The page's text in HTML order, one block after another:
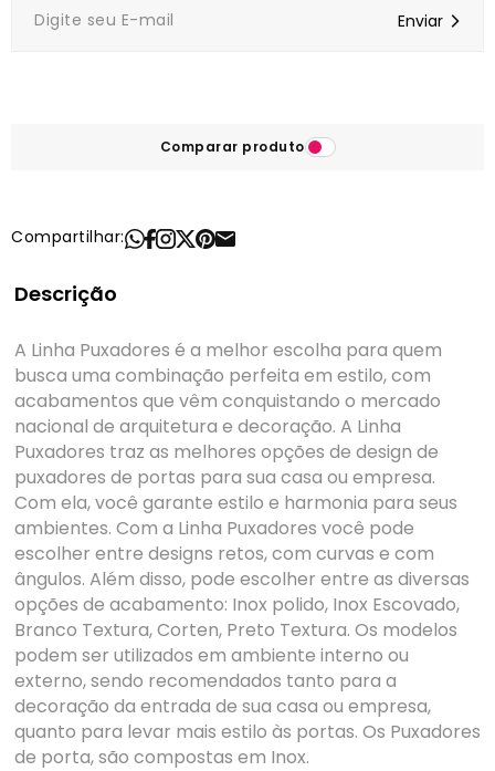
Comparar produto
Compartilhar:
Descrição
A Linha Puxadores é a melhor escolha para quem
busca uma combinação perfeita em estilo, com
acabamentos que vêm conquistando o mercado
nacional de arquitetura e decoração. A Linha
Puxadores traz as melhores opções de design de
puxadores de portas para sua casa ou empresa.
Com ela, você garante estilo e harmonia para seus
ambientes. Com a Linha Puxadores você pode
escolher entre designs retos, com curvas e com
ângulos. Além disso, pode escolher entre as diversas
opções de acabamento: Inox polido, Inox Escovado,
Branco Textura, Corten, Preto Textura. Os modelos
podem ser utilizados em ambiente interno ou
externo, sendo recomendados tanto para a
decoração da entrada de sua casa ou empresa,
quanto para levar mais estilo às portas. Os Puxadores
de porta, são compostas em Inox.